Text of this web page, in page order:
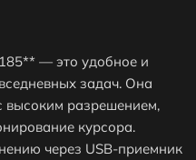
— это удобное и
задач. Она
высоким разрешением,
курсора.
через USB-приемник